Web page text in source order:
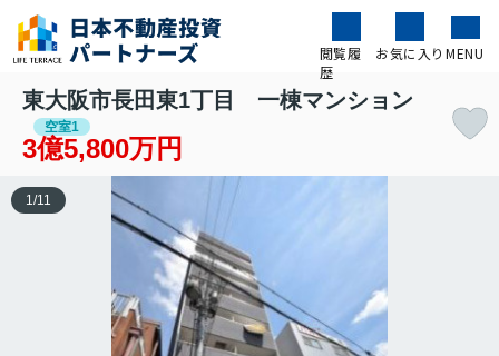
閲覧履
歴
お気に入り MENU
東大阪市長田東1丁目 一棟マンション
空室1
3億5,800万円
1 /11